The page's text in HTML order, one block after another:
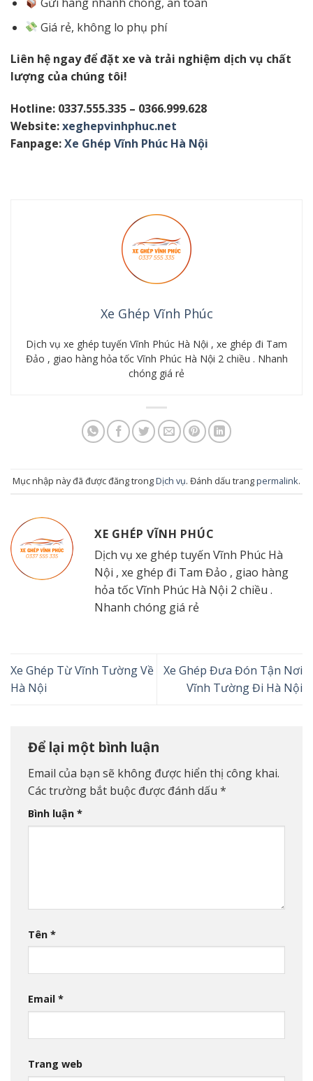
Giá rẻ, không lo phụ phí
Liên hệ ngay để đặt xe và trải nghiệm dịch vụ chất
lượng của chúng tôi!
Hotline: 0337.555.335 – 0366.999.628
Website:xeghepvinhphuc.net
Fanpage:Xe Ghép Vĩnh Phúc Hà Nội
Xe Ghép Vĩnh Phúc
Dịch vụ xe ghép tuyến Vĩnh Phúc Hà Nội , xe ghép đi Tam
Đảo , giao hàng hỏa tốc Vĩnh Phúc Hà Nội 2 chiều . Nhanh
chóng giá rẻ
Mục nhập này đã được đăng trongDịch vụ. Đánh dấu trangpermalink.
XE GHÉP VĨNH PHÚC
Dịch vụ xe ghép tuyến Vĩnh Phúc Hà
Nội , xe ghép đi Tam Đảo , giao hàng
hỏa tốc Vĩnh Phúc Hà Nội 2 chiều .
Nhanh chóng giá rẻ
Xe Ghép Từ Vĩnh Tường Về
Hà Nội
Xe Ghép Đưa Đón Tận Nơi
Vĩnh Tường Đi Hà Nội
Để lại một bình luận
Email của bạn sẽ không được hiển thị công khai.
Các trường bắt buộc được đánh dấu *
Bình luận *
Tên *
Email *
Trang web